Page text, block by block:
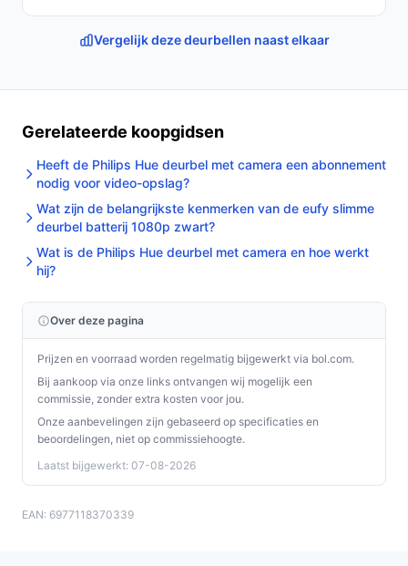
Vergelijk deze deurbellen naast elkaar
Gerelateerde koopgidsen
Heeft de Philips Hue deurbel met camera een abonnement
nodig voor video-opslag?
Wat zijn de belangrijkste kenmerken van de eufy slimme
deurbel batterij 1080p zwart?
Wat is de Philips Hue deurbel met camera en hoe werkt
hij?
Over deze pagina
Prijzen en voorraad worden regelmatig bijgewerkt via bol.com.
Bij aankoop via onze links ontvangen wij mogelijk een
commissie, zonder extra kosten voor jou.
Onze aanbevelingen zijn gebaseerd op specificaties en
beoordelingen, niet op commissiehoogte.
Laatst bijgewerkt: 07-08-2026
EAN: 6977118370339